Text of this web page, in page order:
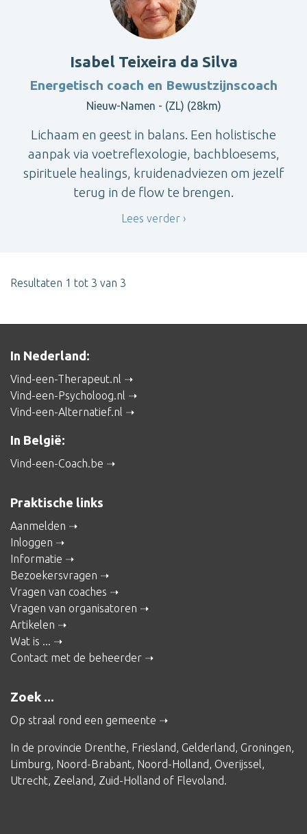
Isabel Teixeira da Silva
Energetisch coach en Bewustzijnscoach
Nieuw-Namen - (ZL) (28km)
Lichaam en geest in balans. Een holistische
aanpak via voetreflexologie, bachbloesems,
spirituele healings, kruidenadviezen om jezelf
terug in de flow te brengen.
Lees verder
Resultaten 1 tot 3 van 3
In Nederland:
Vind-een-Therapeut.nl
Vind-een-Psycholoog.nl
Vind-een-Alternatief.nl
In België:
Vind-een-Coach.be
Praktische links
Aanmelden
Inloggen
Informatie
Bezoekersvragen
Vragen van coaches
Vragen van organisatoren
Artikelen
Wat is ...
Contact met de beheerder
Zoek ...
Op straal rond een gemeente
In de provincie Drenthe, Friesland, Gelderland, Groningen,
Limburg, Noord-Brabant, Noord-Holland, Overijssel,
Utrecht, Zeeland, Zuid-Holland of Flevoland.